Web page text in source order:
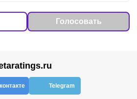
Голосовать
Telegram